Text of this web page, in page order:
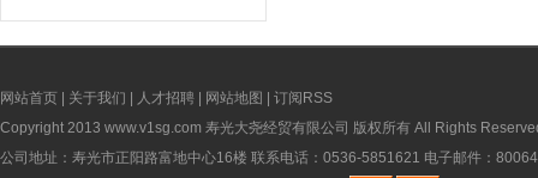
网站首页 关于我们 人才招聘 网站地图
订阅RSS
Copyright 2013 www.v1sg.com 寿光大尧经贸有限公司 版权所有 All Rights
公司地址：寿光市正阳路富地中心16楼 联系电话：0536-5851621 电子邮件：